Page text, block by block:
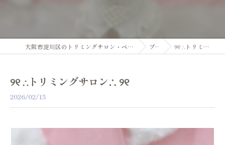
大阪市淀川区のトリミングサロン・ペットサロンならDogsalon ARUN ブログ ୨୧ ∴トリミングサロン∴ ୨୧
୨୧ ∴トリミングサロン∴ ୨୧
2026/02/15